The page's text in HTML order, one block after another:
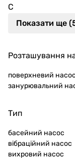
С
Показати ще
Розташування
поверхневий насос
занурювальний
Тип
басейний насос
вібраційний насос
вихровий насос